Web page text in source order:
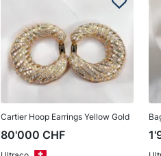
Cartier Hoop Earrings Yellow Gold
80'000 CHF